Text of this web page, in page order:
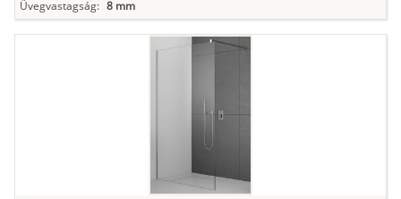
Üvegvastagság: 8 mm